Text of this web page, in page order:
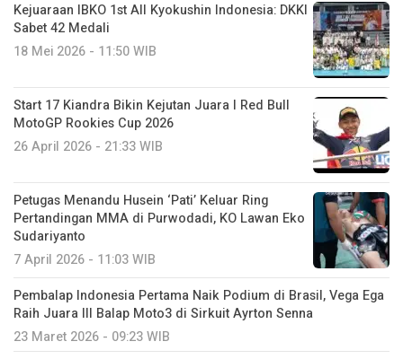
Kejuaraan IBKO 1st All Kyokushin Indonesia: DKKI
Sabet 42 Medali
18 Mei 2026 - 11:50 WIB
Start 17 Kiandra Bikin Kejutan Juara I Red Bull
MotoGP Rookies Cup 2026
26 April 2026 - 21:33 WIB
Petugas Menandu Husein ‘Pati’ Keluar Ring
Pertandingan MMA di Purwodadi, KO Lawan Eko
Sudariyanto
7 April 2026 - 11:03 WIB
Pembalap Indonesia Pertama Naik Podium di Brasil, Vega Ega
Raih Juara III Balap Moto3 di Sirkuit Ayrton Senna
23 Maret 2026 - 09:23 WIB